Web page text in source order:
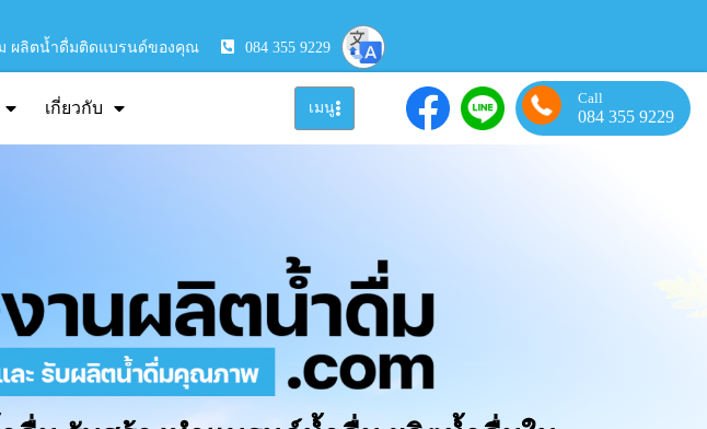
ผลิตน้ำดื่มติดแบรนด์ของคุณ 084 355 9229
เกี่ยวกับ เมนู
Call
084 355 9229